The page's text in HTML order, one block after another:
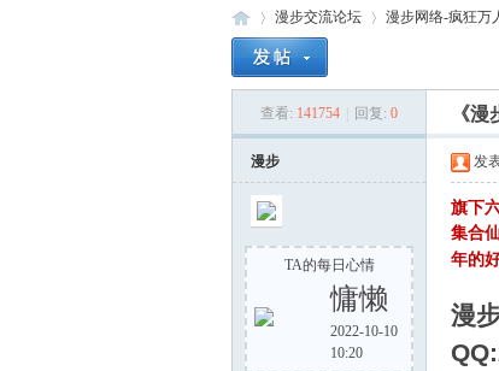
步
漫步交流论坛
›
漫步网络-疯狂万
查看: 141754 回复: 0 《
漫步
TA的每日心情
慵懒
2022-10-10
10:20
发
旗下
集合
年的
漫